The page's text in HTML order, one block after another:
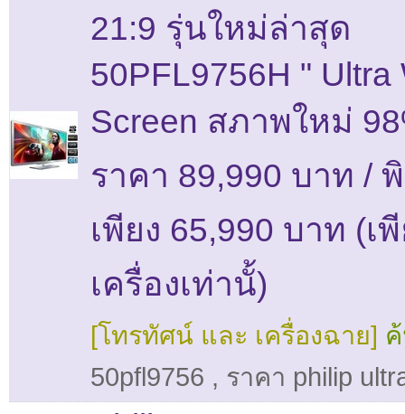
21:9 รุ่นใหม่ล่าสุด
50PFL9756H " Ultra
Screen สภาพใหม่
ราคา 89,990 บาท /
เพียง 65,990 บาท (เ
เครื่องเท่านั้)
[โทรทัศน์ และ เครื่องฉาย]
50pfl9756 , ราคา philip